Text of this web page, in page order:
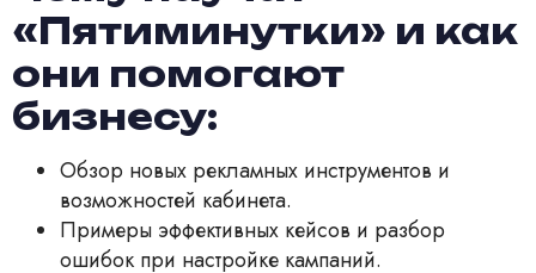
«Пятиминутки» и как
они помогают
бизнесу:
Обзор новых рекламных инструментов и
возможностей кабинета.
Примеры эффективных кейсов и разбор
ошибок при настройке кампаний.